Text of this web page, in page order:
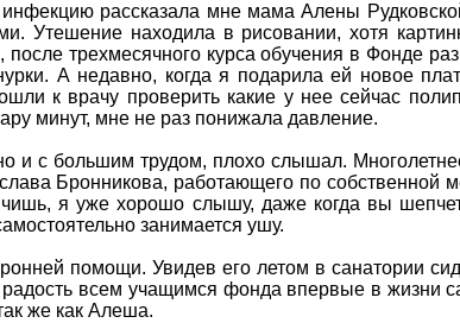
рассказала мне мама Алены
Утешение находила в рисовании, хотя
трехмесячного курса обучения в Фонде
А недавно, когда я подарила ей новое
к врачу проверить какие у нее сейчас
минут, мне не раз понижала давление.
с большим трудом, плохо слышал.
Бронникова, работающего по собственной
я уже хорошо слышу, даже когда вы
занимается ушу.
помощи. Увидев его летом в санатории
всем учащимся фонда впервые в жизни
же как Алеша.